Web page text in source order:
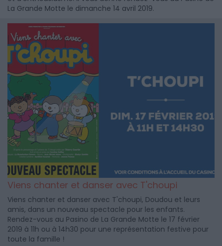
La Grande Motte le dimanche 14 avril 2019.
Viens chanter et danser avec T'choupi
Viens chanter et danser avec T'choupi, Doudou et leurs
amis, dans un nouveau spectacle pour les enfants.
Rendez-vous au Pasino de La Grande Motte le 17 février
2019 à 11h ou à 14h30 pour une représentation festive pour
toute la famille !